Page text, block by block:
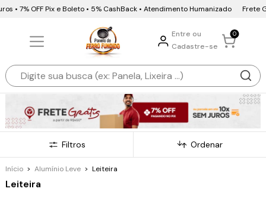
• 7% OFF Pix e Boleto • 5% CashBack • Atendimento Humanizado Frete
Entre ou
Cadastre-se
0
Filtros Ordenar
Início > Alumínio Leve > Leiteira
Leiteira